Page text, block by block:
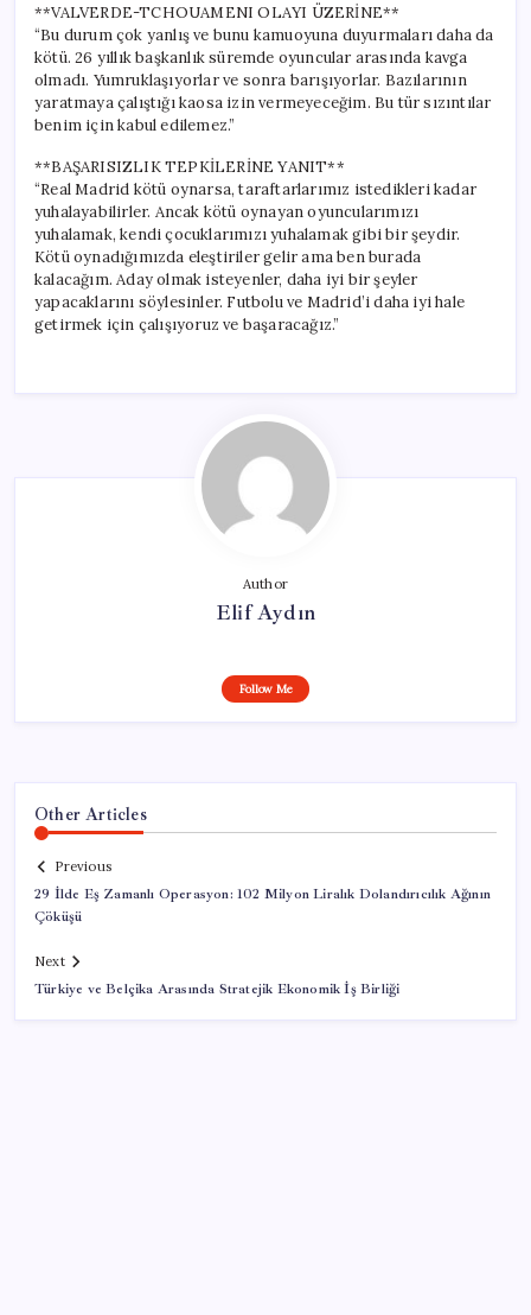
**VALVERDE-TCHOUAMENI OLAYI ÜZERİNE**
“Bu durum çok yanlış ve bunu kamuoyuna duyurmaları daha da
kötü. 26 yıllık başkanlık süremde oyuncular arasında kavga
olmadı. Yumruklaşıyorlar ve sonra barışıyorlar. Bazılarının
yaratmaya çalıştığı kaosa izin vermeyeceğim. Bu tür sızıntılar
benim için kabul edilemez.”
**BAŞARISIZLIK TEPKİLERİNE YANIT**
“Real Madrid kötü oynarsa, taraftarlarımız istedikleri kadar
yuhalayabilirler. Ancak kötü oynayan oyuncularımızı
yuhalamak, kendi çocuklarımızı yuhalamak gibi bir şeydir.
Kötü oynadığımızda eleştiriler gelir ama ben burada
kalacağım. Aday olmak isteyenler, daha iyi bir şeyler
yapacaklarını söylesinler. Futbolu ve Madrid’i daha iyi hale
getirmek için çalışıyoruz ve başaracağız.”
Author
Elif Aydın
Follow Me
Other Articles
Previous
29 İlde Eş Zamanlı Operasyon: 102 Milyon Liralık Dolandırıcılık Ağının
Çöküşü
Next
Türkiye ve Belçika Arasında Stratejik Ekonomik İş Birliği